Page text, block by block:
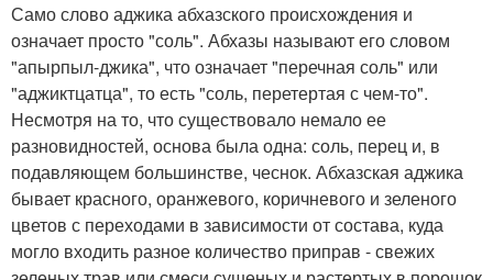
Само слово аджика абхазского происхождения и
означает просто "соль". Абхазы называют его словом
"апырпыл-джика", что означает "перечная соль" или
"аджиктцатца", то есть "соль, перетертая с чем-то".
Несмотря на то, что существовало немало ее
разновидностей, основа была одна: соль, перец и, в
подавляющем большинстве, чеснок. Абхазская аджика
бывает красного, оранжевого, коричневого и зеленого
цветов с переходами в зависимости от состава, куда
могло входить разное количество приправ - свежих